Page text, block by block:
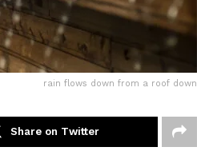
rain flows down from a roof down
Share on Twitter